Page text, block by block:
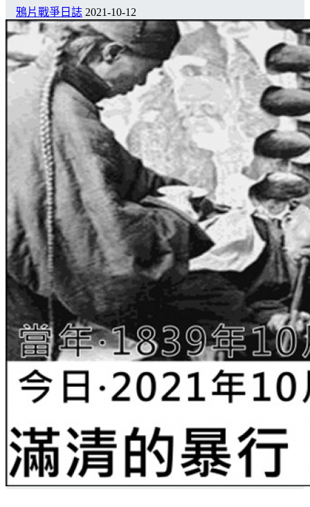
鴉片戰爭日誌 2021-10-12